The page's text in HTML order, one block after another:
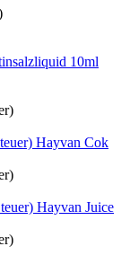
Hayvan Cok
Hayvan Juice